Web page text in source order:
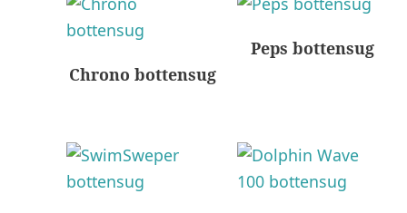
Chrono bottensug
Peps bottensug